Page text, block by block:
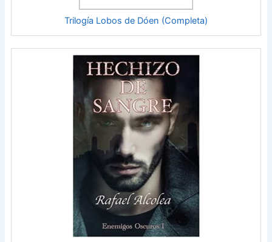
Trilogía Lobos de Dóen (Completa)